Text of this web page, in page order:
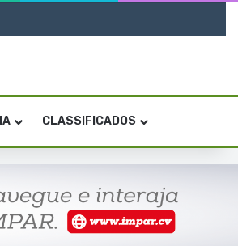
CLASSIFICADOS